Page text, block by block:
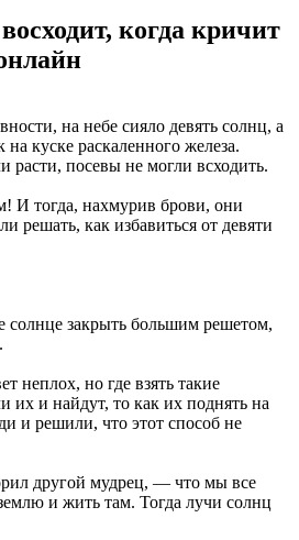
когда кричит
на небе сияло девять солнц, а
куске раскаленного железа.
расти, посевы не могли всходить.
И тогда, нахмурив брови, они
решать, как избавиться от девяти
закрыть большим решетом,
неплох, но где взять такие
их и найдут, то как их поднять на
и решили, что этот способ не
другой мудрец, — что мы все
и жить там. Тогда лучи солнц